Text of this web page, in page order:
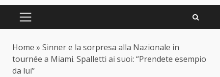
PRIMARY
Home » Sinner e la sorpresa alla Nazionale in
tournée a Miami. Spalletti ai suoi: “Prendete esempio
da lui”